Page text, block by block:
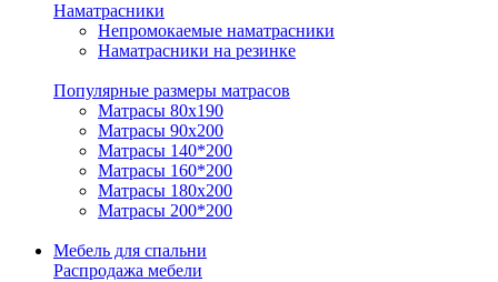
Наматрасники
Непромокаемые наматрасники
Наматрасники на резинке
Популярные размеры матрасов
Матрасы 80x190
Матрасы 90x200
Матрасы 140*200
Матрасы 160*200
Матрасы 180x200
Матрасы 200*200
Мебель для спальни
Распродажа мебели